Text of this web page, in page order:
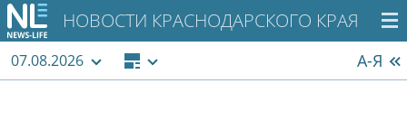
НОВОСТИ КРАСНОДАРСКОГО КРАЯ
07.08.2026 А-Я